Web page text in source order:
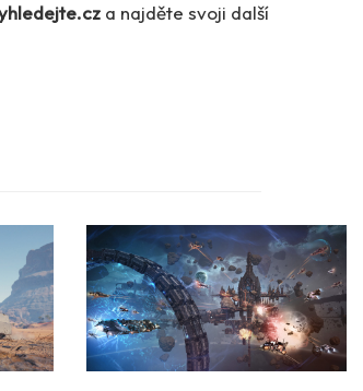
a najděte svoji další